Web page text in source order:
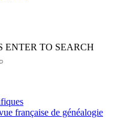
ENTER TO SEARCH
française de généalogie